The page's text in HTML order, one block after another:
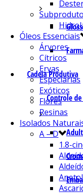
Cadeia Produtiva
Controle
Óleos Essenciais
Árvores
Cítricos
Ervas
Especiarias
Exóticos
Flores
Resinas
Isolados
A – D
1.8-
Anetol